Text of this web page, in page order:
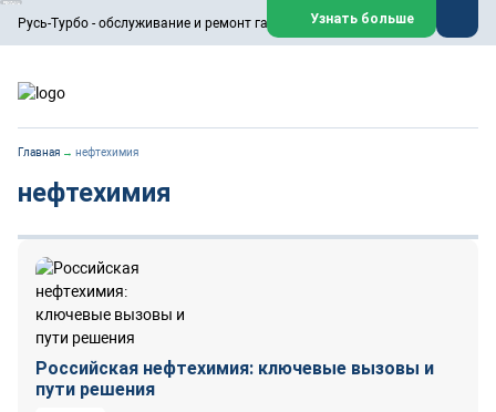
Русь-Турбо - обслуживание и ремонт газовых паровых турбин
ООО «Русь-Турбо» занимается сервисом газовых и паровых
турбин, комплексным ремонтом, восстановлением,
техническим обслуживанием оборудования ТЭС, зарубежных
нефтегазовых, нефтехимических, металлургических и других
предприятиях.
Реклама. ООО «Русь-Турбо», ИНН 7802588950
Перейти на сайт
Узнать больше
Главная → нефтехимия
нефтехимия
Российская нефтехимия: ключевые вызовы и
пути решения